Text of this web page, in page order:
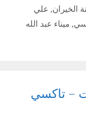
الخيران, علي
, ميناء عبد الله
– تاكسي